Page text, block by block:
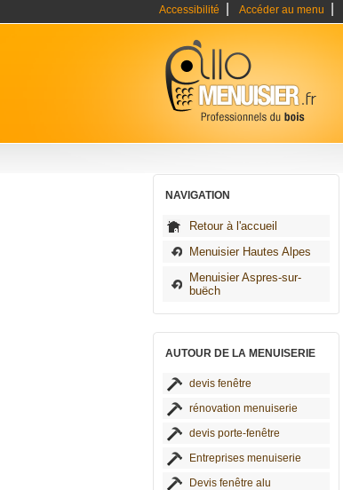
Accessibilité Accéder au menu
NAVIGATION
Retour à l'accueil
Menuisier Hautes Alpes
Menuisier Aspres-sur-
buëch
AUTOUR DE LA MENUISERIE
devis fenêtre
rénovation menuiserie
devis porte-fenêtre
Entreprises menuiserie
Devis fenêtre alu